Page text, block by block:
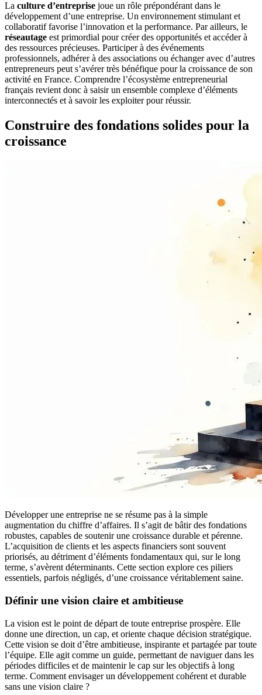
La culture d’entreprise joue un rôle prépondérant dans le
développement d’une entreprise. Un environnement stimulant et
collaboratif favorise l’innovation et la performance. Par ailleurs, le
réseautage est primordial pour créer des opportunités et accéder à
des ressources précieuses. Participer à des événements
professionnels, adhérer à des associations ou échanger avec d’autres
entrepreneurs peut s’avérer très bénéfique pour la croissance de son
activité en France. Comprendre l’écosystème entrepreneurial
français revient donc à saisir un ensemble complexe d’éléments
interconnectés et à savoir les exploiter pour réussir.
Construire des fondations solides pour la
croissance
Développer une entreprise ne se résume pas à la simple
augmentation du chiffre d’affaires. Il s’agit de bâtir des fondations
robustes, capables de soutenir une croissance durable et pérenne.
L’acquisition de clients et les aspects financiers sont souvent
priorisés, au détriment d’éléments fondamentaux qui, sur le long
terme, s’avèrent déterminants. Cette section explore ces piliers
essentiels, parfois négligés, d’une croissance véritablement saine.
Définir une vision claire et ambitieuse
La vision est le point de départ de toute entreprise prospère. Elle
donne une direction, un cap, et oriente chaque décision stratégique.
Cette vision se doit d’être ambitieuse, inspirante et partagée par toute
l’équipe. Elle agit comme un guide, permettant de naviguer dans les
périodes difficiles et de maintenir le cap sur les objectifs à long
terme. Comment envisager un développement cohérent et durable
sans une vision claire ?